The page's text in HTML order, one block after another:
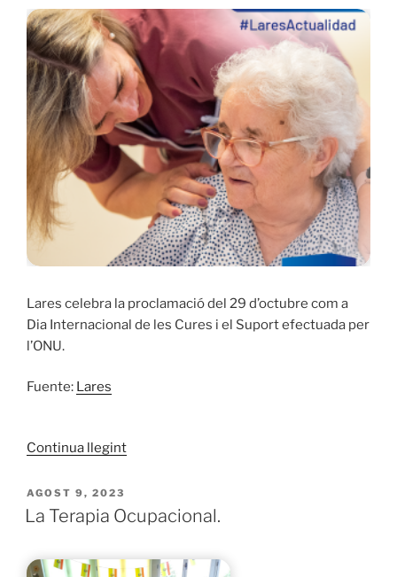
del
Record.»
Lares celebra la proclamació del 29 d’octubre com a
Dia Internacional de les Cures i el Suport efectuada per
l’ONU.
Fuente: Lares
Continua llegint«Proclamació
d’octubre
PUBLICAT
A
AGOST 9, 2023
La Terapia Ocupacional.